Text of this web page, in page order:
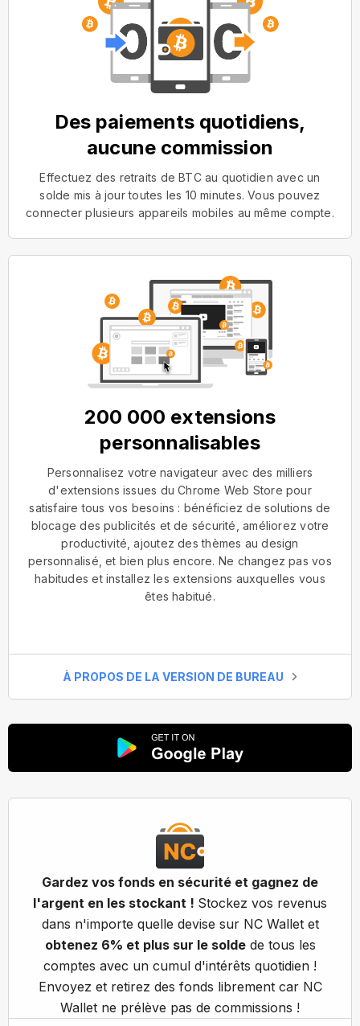
Des paiements quotidiens,
aucune commission
Effectuez des retraits de BTC au quotidien avec un
solde mis à jour toutes les 10 minutes. Vous pouvez
connecter plusieurs appareils mobiles au même compte.
200 000 extensions
personnalisables
Personnalisez votre navigateur avec des milliers
d'extensions issues du Chrome Web Store pour
satisfaire tous vos besoins : bénéficiez de solutions de
blocage des publicités et de sécurité, améliorez votre
productivité, ajoutez des thèmes au design
personnalisé, et bien plus encore. Ne changez pas vos
habitudes et installez les extensions auxquelles vous
êtes habitué.
À PROPOS DE LA VERSION DE BUREAU
Gardez vos fonds en sécurité et gagnez de
l'argent en les stockant ! Stockez vos revenus
dans n'importe quelle devise sur NC Wallet et
obtenez 6% et plus sur le soldede tous les
comptes avec un cumul d'intérêts quotidien !
Envoyez et retirez des fonds librement car NC
Wallet ne prélève pas de commissions !